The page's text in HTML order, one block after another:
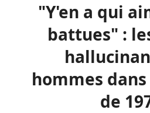
"Y'en a qui
battues" :
hommes
de